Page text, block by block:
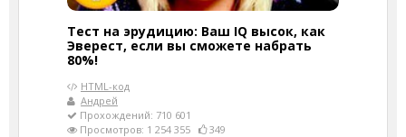
Тест на эрудицию: Ваш IQ высок, как
Эверест, если вы сможете набрать
80%!
HTML-код
Андрей
Прохождений: 710 601
Просмотров: 1 254 355
349